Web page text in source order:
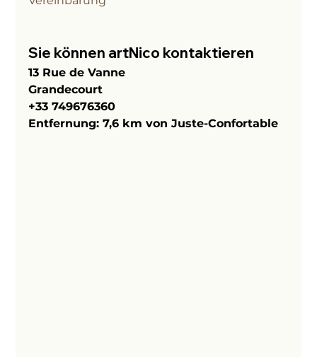
Sie können artNico kontaktieren
13 Rue de Vanne
Grandecourt
+33 749676360
Entfernung: 7,6 km von Juste-Confortable